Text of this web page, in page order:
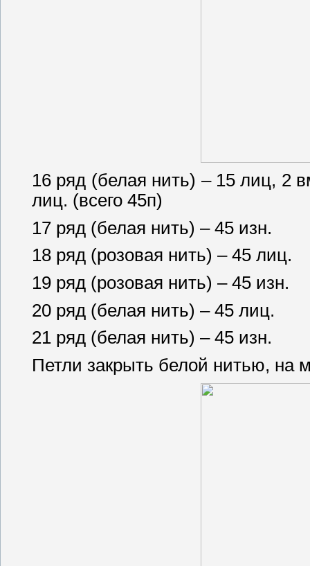
16 ряд (белая нить) – 15 лиц, 2
лиц. (всего 45п)
17 ряд (белая нить) – 45 изн.
18 ряд (розовая нить) – 45 лиц.
19 ряд (розовая нить) – 45 изн.
20 ряд (белая нить) – 45 лиц.
21 ряд (белая нить) – 45 изн.
Петли закрыть белой нитью, на